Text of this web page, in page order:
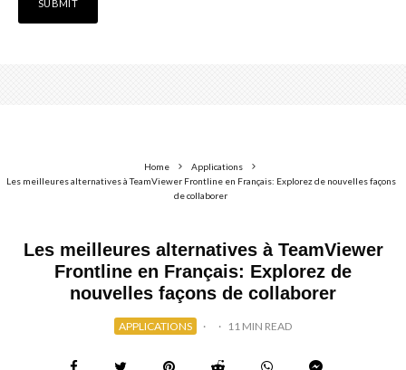
Home
Applications
Les meilleures alternatives à TeamViewer Frontline en Français: Explorez de nouvelles façons
de collaborer
Les meilleures alternatives à TeamViewer
Frontline en Français: Explorez de
nouvelles façons de collaborer
APPLICATIONS · · 11 MIN READ